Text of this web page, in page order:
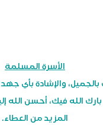
الأسرة المسلمة
بالجميل، والإشادة بأي
الله فيك، أحسن الله
المزيد من العطاء.